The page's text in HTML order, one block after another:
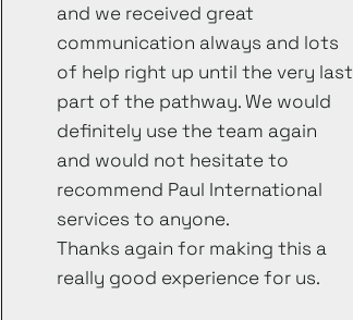
and we received great
communication always and lots
of help right up until the very last
part of the pathway. We would
definitely use the team again
and would not hesitate to
recommend Paul International
services to anyone.
Thanks again for making this a
really good experience for us.